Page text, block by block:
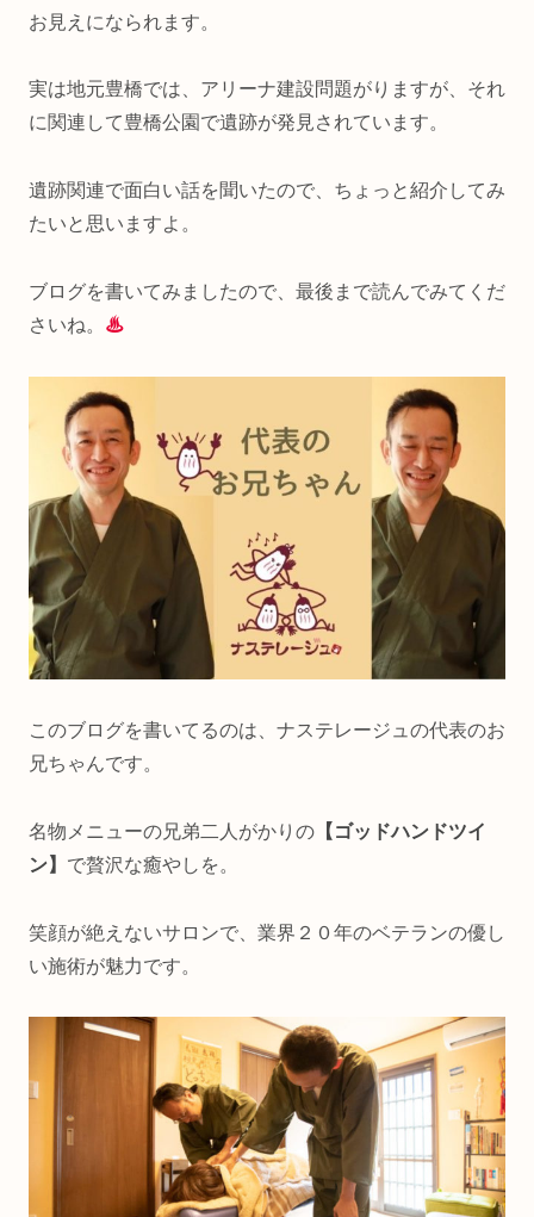
お見えになられます。
実は地元豊橋では、アリーナ建設問題がりますが、それ
に関連して豊橋公園で遺跡が発見されています。
遺跡関連で面白い話を聞いたので、ちょっと紹介してみ
たいと思いますよ。
ブログを書いてみましたので、最後まで読んでみてくだ
さいね。 ♨
このブログを書いてるのは、ナステレージュの代表のお
兄ちゃんです。
名物メニューの兄弟二人がかりの 【ゴッドハンドツイ
ン】 で贅沢な癒やしを。
笑顔が絶えないサロンで、業界２０年のベテランの優し
い施術が魅力です。